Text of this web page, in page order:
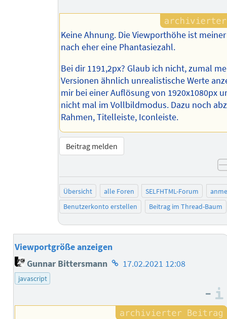
Keine Ahnung. Die Viewporthöhe ist
nach eher eine Phantasiezahl.
Bei dir 1191,2px? Glaub ich nicht, zumal
Versionen ähnlich unrealistische Werte
mir bei einer Auflösung von 1920x1080px
nicht mal im Vollbildmodus. Dazu noch
Rahmen, Titelleiste, Iconleiste.
Beitrag melden
Übersicht alle Foren SELFHTML-Forum
Benutzerkonto erstellen
Beitrag im Thread-Baum
Viewportgröße anzeigen
Gunnar Bittersmann Homepage
17.02.2021 12:08
javascript
–